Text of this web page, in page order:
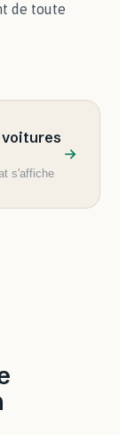
de toute
voitures
s'affiche